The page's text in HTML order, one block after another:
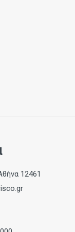
12461